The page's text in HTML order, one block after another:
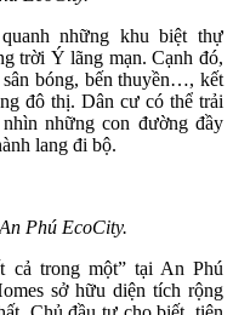
những khu biệt thự
trời Ý lãng mạn. Cạnh đó,
bóng, bến thuyền…, kết
đô thị. Dân cư có thể trải
những con đường đầy
lang đi bộ.
Phú EcoCity.
cả trong một” tại An Phú
sở hữu diện tích rộng